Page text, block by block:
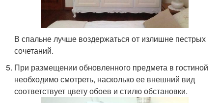
В спальне лучше воздержаться от излишне пестрых
сочетаний.
При размещении обновленного предмета в гостиной
необходимо смотреть, насколько ее внешний вид
соответствует цвету обоев и стилю обстановки.